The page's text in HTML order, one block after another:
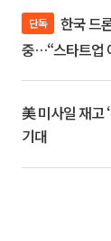
단독
중…“스타트업
美 미사일 재고
기대